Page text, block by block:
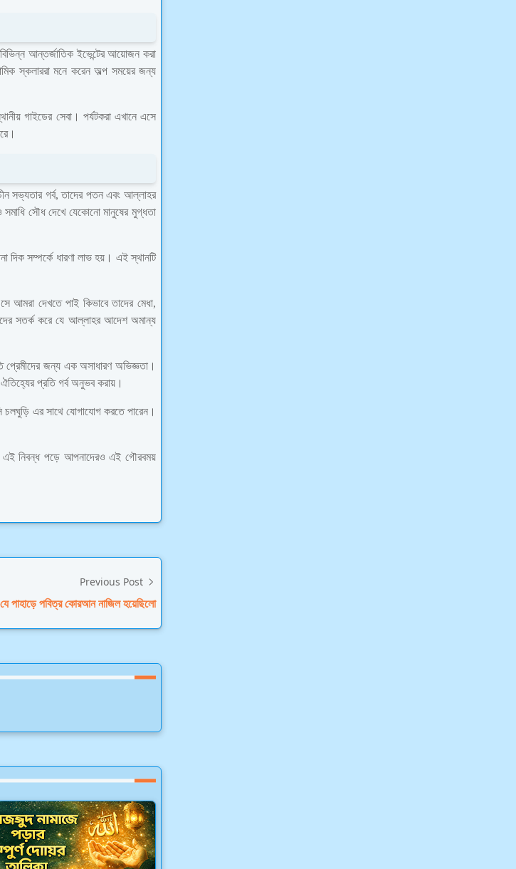
আন্তর্জাতিক ইভেন্টের আয়োজন করা
স্কলাররা মনে করেন অল্প সময়ের জন্য
গাইডের সেবা। পর্যটকরা এখানে এসে
সভ্যতার গর্ব, তাদের পতন এবং আল্লাহর
সমাধি সৌধ দেখে যেকোনো মানুষের মুগ্ধতা
দিক সম্পর্কে ধারণা লাভ হয়। এই স্থানটি
আমরা দেখতে পাই কিভাবে তাদের মেধা,
সতর্ক করে যে আল্লাহর আদেশ অমান্য
প্রেমীদের জন্য এক অসাধারণ অভিজ্ঞতা।
প্রতি গর্ব অনুভব করায়।
চলঘুড়ি এর সাথে যোগাযোগ করতে পারেন।
এই নিবন্ধ পড়ে আপনাদেরও এই গৌরবময়
Previous Post
যে পাহাড়ে পবিত্র কোরআন নাজিল হয়েছিলো